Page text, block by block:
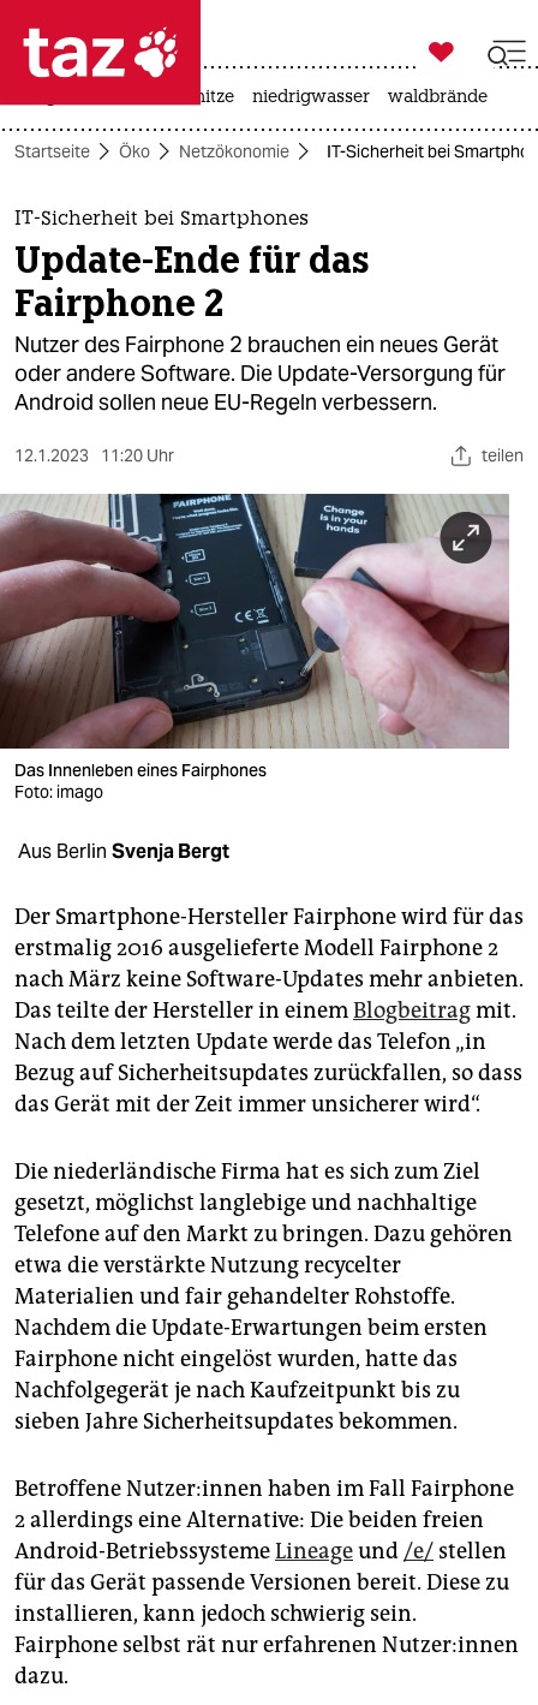
 taz zahl ich
taz zahl ich
themen
politik
öko
gesellschaft
sport
berlin
nord
wahrheit
verlag
verlag
veranstaltungen
shop
unterstützen
abo
genossenschaft
epaper login

taz zahl ich
hitze niedrigwasser waldbrände
Startseite Öko Netzökonomie IT-Sicherheit bei
IT-Sicherheit bei Smartphones
Update-Ende für das
Fairphone 2
Nut­ze­r des Fairphone 2 brauchen ein neues Gerät
oder andere Software. Die Update-Versorgung für
Android sollen neue EU-Regeln verbessern.
12.1.2023 11:20 Uhr teilen
Das Innenleben eines Fairphones
Foto: imago
Aus Berlin Svenja Bergt
Der Smartphone-Hersteller Fairphone wird für das
erstmalig 2016 ausgelieferte Modell Fairphone 2
nach März keine Software-Updates mehr anbieten.
Das teilte der Hersteller in einemBlogbeitragmit.
Nach dem letzten Update werde das Telefon „in
Bezug auf Sicherheitsupdates zurückfallen, so dass
das Gerät mit der Zeit immer unsicherer wird“.
Die niederländische Firma hat es sich zum Ziel
gesetzt, möglichst langlebige und nachhaltige
Telefone auf den Markt zu bringen. Dazu gehören
etwa die verstärkte Nutzung recycelter
Materialien und fair gehandelter Rohstoffe.
Nachdem die Update-Erwartungen beim ersten
Fairphone nicht eingelöst wurden, hatte das
Nachfolgegerät je nach Kaufzeitpunkt bis zu
sieben Jahre Sicherheitsupdates bekommen.
Betroffene Nut­ze­r:in­nen haben im Fall Fairphone
2 allerdings eine Alternative: Die beiden freien
Android-BetriebssystemeLineageund /e/ stellen
für das Gerät passende Versionen bereit. Diese zu
installieren, kann jedoch schwierig sein.
Fairphone selbst rät nur erfahrenen Nut­ze­r:in­nen
dazu.